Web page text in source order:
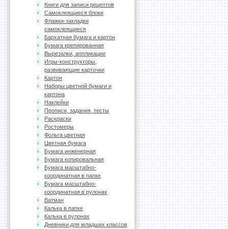
Книги для записи рецептов
Самоклеящиеся блоки
Флажки-закладки
самоклеящиеся
Бархатная бумага и картон
Бумага крепированная
Вырезалки, аппликации
Игры-конструкторы,
развивающие карточки
Картон
Наборы цветной бумаги и
картона
Наклейки
Прописи, задания, тесты
Раскраски
Ростомеры
Фольга цветная
Цветная бумага
Бумага инженерная
Бумага копировальная
Бумага масштабно-
координатная в папке
Бумага масштабно-
координатная в рулонах
Ватман
Калька в папке
Калька в рулонах
Дневники для младших классов